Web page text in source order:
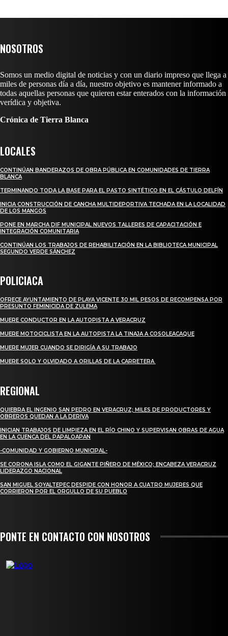
NOSOTROS
Somos un medio digital de noticias y con un diario impreso que llega a
miles de personas día a día, nuestro objetivo es mantener informado a
todas aquellas personas que quieren estar enterados con la información
verídica y objetiva.
Crónica de Tierra Blanca
LOCALES
CONTINÚAN BANDERAZOS DE OBRA PÚBLICA EN COMUNIDADES DE TIERRA
BLANCA
TERMINANDO TODA LA BASE PARA EL PASTO SINTÉTICO EN EL CÁSTULO DELFÍN
INICIA CONSTRUCCIÓN DE CANCHA MULTIDEPORTIVA TECHADA EN LA LOCALIDAD
DE LOS MANGOS
PONE EN MARCHA DIF MUNICIPAL NUEVOS TALLERES DE CAPACITACIÓN E
INTEGRACIÓN COMUNITARIA
CONTINÚAN LOS TRABAJOS DE REHABILITACIÓN EN LA BIBLIOTECA MUNICIPAL
SEGUNDO VERDE SÁNCHEZ
POLICIACA
OFRECE AYUNTAMIENTO DE PLAYA VICENTE 30 MIL PESOS DE RECOMPENSA POR
PRESUNTO FEMINICIDA DE ZULEMA
MUERE CONDUCTOR EN LA AUTOPISTA A VERACRUZ
MUERE MOTOCICLISTA EN LA AUTOPISTA LA TINAJA A COSOLEACAQUE
MUERE MUJER CUANDO SE DIRIGÍA A SU TRABAJO
MUERE SOLO Y OLVIDADO A ORILLAS DE LA CARRETERA
REGIONAL
QUIEBRA EL INGENIO SAN PEDRO EN VERACRUZ; MILES DE PRODUCTORES Y
OBREROS QUEDAN A LA DERIVA
INICIAN TRABAJOS DE LIMPIEZA EN EL RÍO CHINO Y SUPERVISAN OBRAS DE AGUA
EN LA CUENCA DEL PAPALOAPAN
-COMUNIDAD Y GOBIERNO MUNICIPAL-
SE CORONA ISLA COMO EL GIGANTE PIÑERO DE MÉXICO; ENCABEZA VERACRUZ
LIDERAZGO NACIONAL
SAN MIGUEL SOYALTEPEC DESPIDE CON HONOR A CUATRO MUJERES QUE
CORRIERON POR EL ORGULLO DE SU PUEBLO
PONTE EN CONTACTO CON NOSOTROS